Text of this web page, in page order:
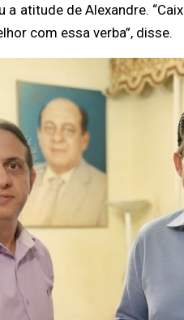
a atitude de Alexandre.
com essa verba”, disse.